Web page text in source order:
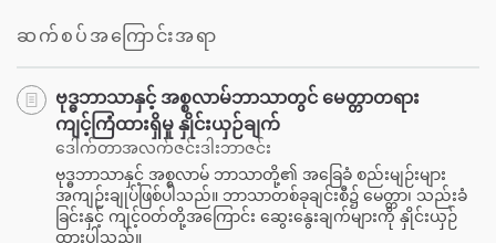
ဆက်စပ်အကြောင်းအရာ
ဗုဒ္ဓဘာသာနှင့် အစ္စလာမ်ဘာသာတွင် မေတ္တာတရား
ကျင့်ကြံထားရှိမှု နှိုင်းယှဉ်ချက်
ဒေါက်တာအလက်ဇင်းဒါးဘာဇင်း
ဗုဒ္ဓဘာသာနှင့် အစ္စလာမ် ဘာသာတို့၏ အခြေခံ စည်းမျဉ်းများ
အကျဉ်းချုပ်ဖြစ်ပါသည်။ ဘာသာတစ်ခုချင်းစီ၌ မေတ္တာ၊ သည်းခံ
ခြင်းနှင့် ကျင့်ဝတ်တို့အကြောင်း ဆွေးနွေးချက်များကို နှိုင်းယှဉ်
ထားပါသည်။